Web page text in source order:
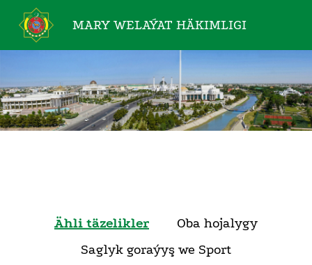
MARY WELAÝAT HÄKIMLIGI
Ähli täzelikler
Oba hojalygy
Saglyk goraýyş we Sport